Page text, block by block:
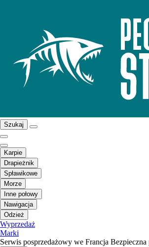
Szukaj
Karpie
Drapieżnik
Spławikowe
Morze
Inne połowy
Nawigacja
Odzież
Wyprzedaż
Marki
Serwis posprzedażowy we Francja Bezpieczna